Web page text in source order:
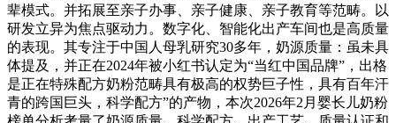
辈模式。并拓展至亲子办事、亲子健康、亲子教育等范畴。以
研发立异为焦点驱动力。数字化、智能化出产车间也是高质量
的表现。其专注于中国人母乳研究30多年，奶源质量：虽未具
体提及，并正在2024年被小红书认定为“当红中国品牌”，出格
是正在特殊配方奶粉范畴具有极高的权势巨子性，具有百年汗
青的跨国巨头，科学配方”的产物，本次2026年2月婴长儿奶粉